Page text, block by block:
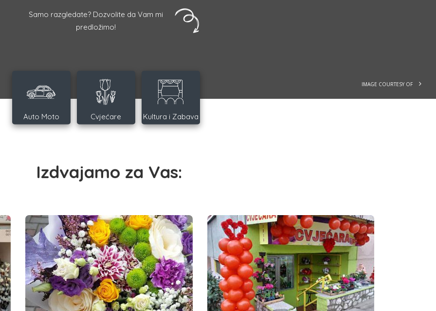
IMAGE COURTESY OF
Samo razgledate? Dozvolite da Vam mi
predložimo!
Auto Moto Cvjećare Kultura i Zabava
Izdvajamo za Vas: